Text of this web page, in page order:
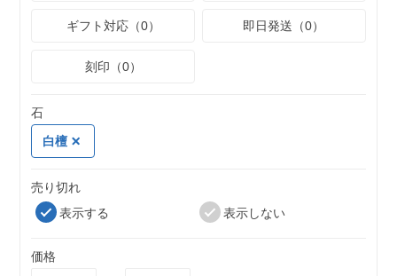
ギフト対応（0） 即日発送（0）
刻印（0）
石
白檀
売り切れ
表示する
表示しない
価格